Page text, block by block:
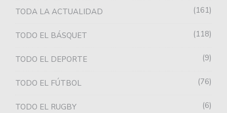
TODA LA ACTUALIDAD 161
TODO EL BÁSQUET 118
TODO EL DEPORTE 9
TODO EL FÚTBOL 76
TODO EL RUGBY 6